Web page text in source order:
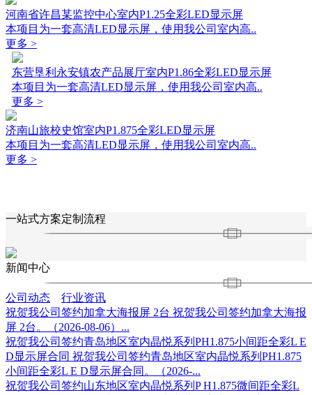
河南省许昌某监控中心室内P1.25全彩LED显示屏
本项目为一套高清LED显示屏，使用我公司室内高..
更多 >
东营垦利永安镇农产品展厅室内P1.86全彩LED显示屏
本项目为一套高清LED显示屏，使用我公司室内高..
更多 >
济南山旅校史馆室内P1.875全彩LED显示屏
本项目为一套高清LED显示屏，使用我公司室内高..
更多 >
一站式方案定制流程
新闻中心
公司动态
行业资讯
祝贺我公司签约加拿大海报屏 2台 祝贺我公司签约加拿大海报
屏 2台。（2026-08-06）...
祝贺我公司签约青岛地区室内晶悦系列PH1.875小间距全彩L E
D显示屏合同 祝贺我公司签约青岛地区室内晶悦系列PH1.875
小间距全彩L E D显示屏合同。（2026-...
祝贺我公司签约山东地区室内晶悦系列P H1.875微间距全彩L